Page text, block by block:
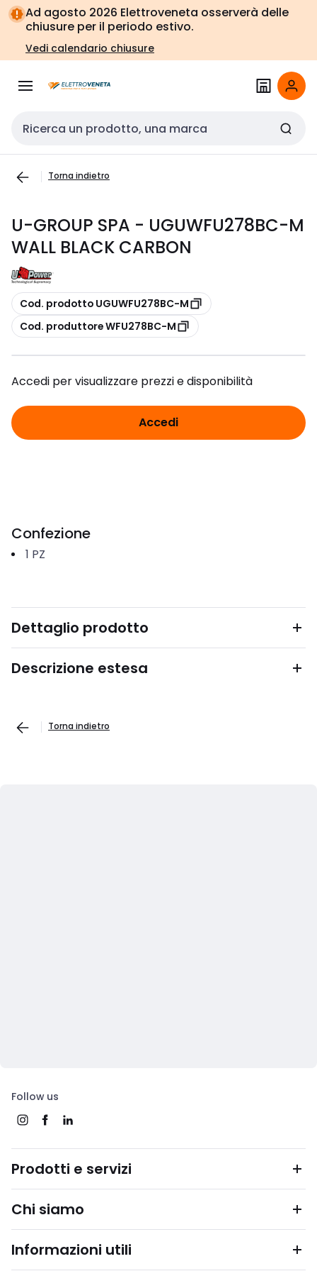
Vai alla
navigazione
Vai
alla
pagina
Ad agosto 2026 Elettroveneta osserverà delle
chiusure per il periodo estivo.
Vedi calendario chiusure
Cerca input
Torna indietro
U-GROUP SPA - UGUWFU278BC-M
WALL BLACK CARBON
copia
Cod. prodotto UGUWFU278BC-M
copia
Cod. produttore WFU278BC-M
Accedi per visualizzare prezzi e disponibilità
Accedi
Confezione
1 PZ
Dettaglio prodotto
Descrizione estesa
Torna indietro
Follow us
Prodotti e servizi
Chi siamo
Informazioni utili